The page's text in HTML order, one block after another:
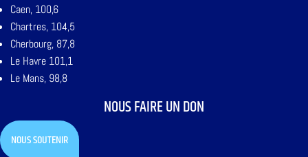
Caen, 100,6
Chartres, 104,5
Cherbourg, 87,8
Le Havre 101,1
Le Mans, 98,8
NOUS FAIRE UN DON
NOUS SOUTENIR